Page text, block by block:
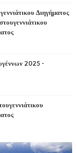
Διηγήματος
2025 -